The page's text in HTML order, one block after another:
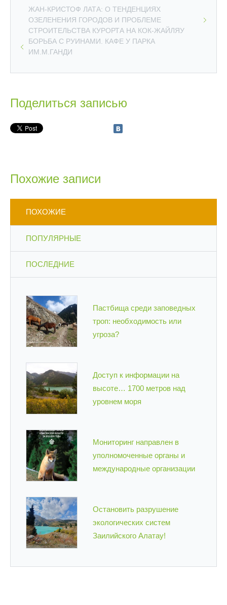
ЖАН-КРИСТОФ ЛАТА: О ТЕНДЕНЦИЯХ
ОЗЕЛЕНЕНИЯ ГОРОДОВ И ПРОБЛЕМЕ
СТРОИТЕЛЬСТВА КУРОРТА НА КОК-ЖАЙЛЯУ
БОРЬБА С РУИНАМИ. КАФЕ У ПАРКА
ИМ.М.ГАНДИ
Поделиться записью
Похожие записи
ПОХОЖИЕ
ПОПУЛЯРНЫЕ
ПОСЛЕДНИЕ
Пастбища среди заповедных
троп: необходимость или
угроза?
Доступ к информации на
высоте… 1700 метров над
уровнем моря
Мониторинг направлен в
уполномоченные органы и
международные организации
Остановить разрушение
экологических систем
Заилийского Алатау!